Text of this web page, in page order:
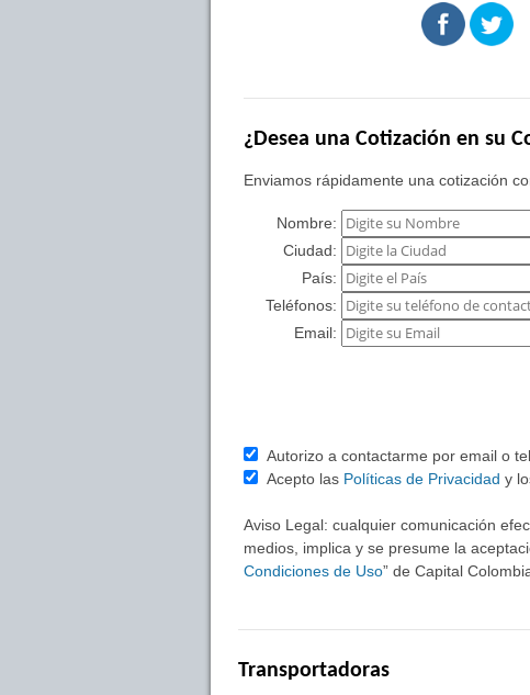
¿Desea una Cotización en su
Enviamos rápidamente una cotización
Nombre:
Ciudad:
País:
Teléfonos:
Email:
Autorizo a contactarme por email o
Acepto las Políticas de Privacidad y
Aviso Legal: cualquier comunicación
medios, implica y se presume la
Condiciones de Uso” de Capital
Transportadoras